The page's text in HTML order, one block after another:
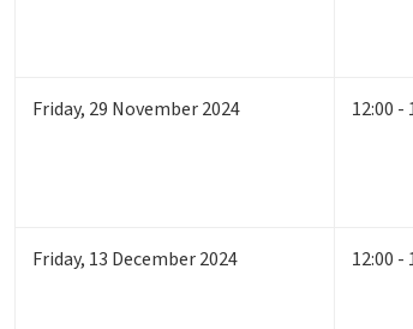
Friday, 29 November 2024 12:00 -
Friday, 13 December 2024 12:00 -